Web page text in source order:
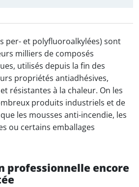
per- et polyfluoroalkylées) sont
milliers de composés
utilisés depuis la fin des
propriétés antiadhésives,
résistantes à la chaleur. On les
produits industriels et de
les mousses anti-incendie, les
ou certains emballages
professionnelle encore